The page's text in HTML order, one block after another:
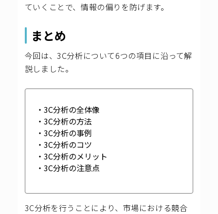
ていくことで、情報の偏りを防げます。
まとめ
今回は、3C分析について6つの項目に沿って解
説しました。
・3C分析の全体像
・3C分析の方法
・3C分析の事例
・3C分析のコツ
・3C分析のメリット
・3C分析の注意点
3C分析を行うことにより、市場における競合